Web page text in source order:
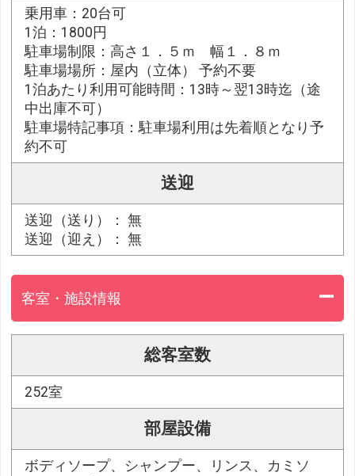
乗用車：20台可
1泊：1800円
駐車場制限：高さ１．５ｍ 幅１．８ｍ
駐車場場所：屋内（立体） 予約不要
1泊あたり利用可能時間：13時～翌13時迄（途
中出庫不可）
駐車場特記事項：駐車場利用は先着順となり予
約不可
送迎
送迎（送り）： 無
送迎（迎え）： 無
客室・施設情報
総客室数
252室
部屋設備
ボディソープ、シャンプー、リンス、カミソ